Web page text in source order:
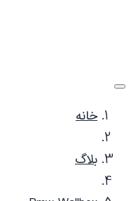
خانه
بلاگ